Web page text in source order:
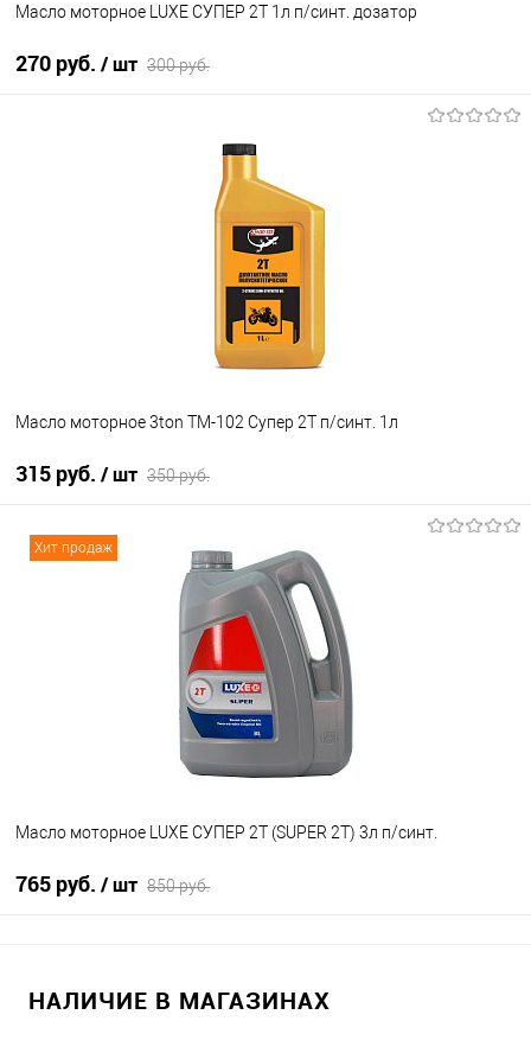
Масло моторное LUXE СУПЕР 2Т 1л п/синт. дозатор
270 руб. / шт 300 руб.
Масло моторное 3ton ТМ-102 Супер 2Т п/синт. 1л
315 руб. / шт 350 руб.
В наличии
Хит продаж
Масло моторное LUXE СУПЕР 2Т (SUPER 2T) 3л п/синт.
765 руб. / шт 850 руб.
В избранное В наличии
НАЛИЧИЕ В МАГАЗИНАХ